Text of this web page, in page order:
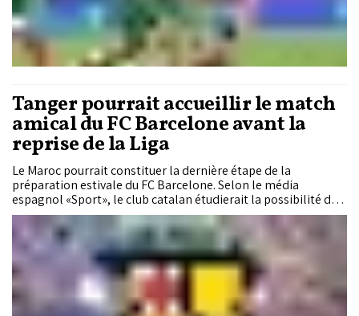
Tanger pourrait accueillir le match
amical du FC Barcelone avant la
reprise de la Liga
Le Maroc pourrait constituer la dernière étape de la
préparation estivale du FC Barcelone. Selon le média
espagnol «Sport», le club catalan étudierait la possibilité de
disputer un match amical dans le Royaume avant le coup
d’envoi de la Liga. Le journaliste Achraf Ben Ayad affirme,
pour sa part, que les discussions se poursuivraient autour
d’une rencontre qui pourrait se tenir à Tanger les 14 ou 15
août, sous réserve de confirmation.